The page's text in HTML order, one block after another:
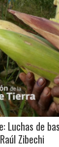
Luchas de
Zibechi